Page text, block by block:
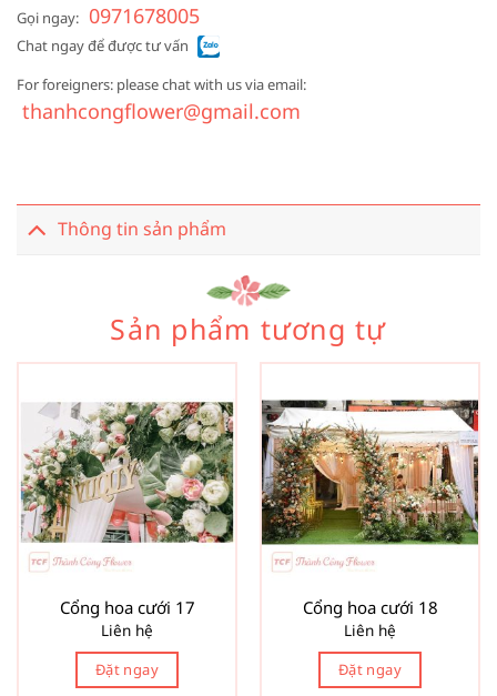
Gọi ngay: 0971678005
Chat ngay để được tư vấn
For foreigners: please chat with us via email:
thanhcongflower@gmail.com
Thông tin sản phẩm
Sản phẩm tương tự
Cổng hoa cưới 17
Liên hệ
Đặt ngay
Cổng hoa cưới 18
Liên hệ
Đặt ngay